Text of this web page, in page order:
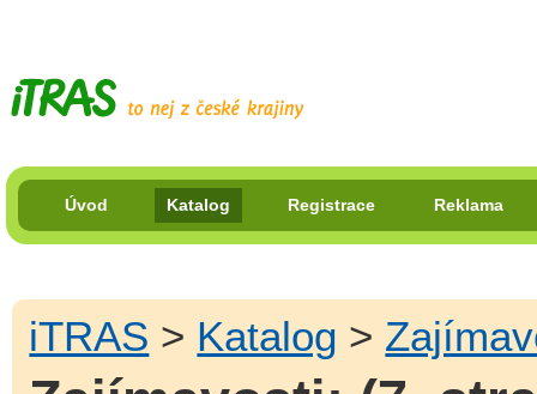
Úvod Katalog Registrace Reklama
iTRAS > Katalog >